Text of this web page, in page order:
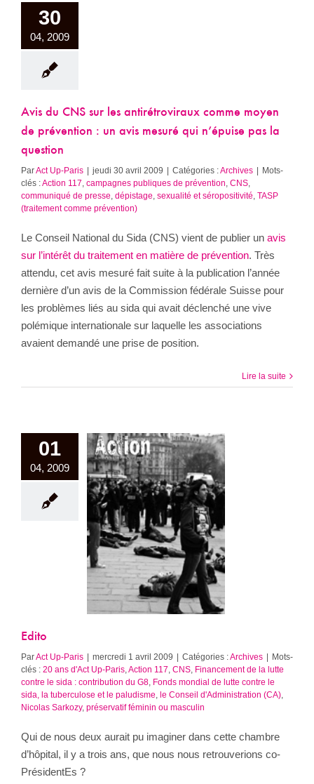
30
04, 2009
Avis du CNS sur les antirétroviraux comme moyen
de prévention : un avis mesuré qui n’épuise pas la
question
ParAct Up-Paris | jeudi 30 avril 2009 | Catégories :Archives | Mots-
clés :Action 117 campagnes publiques de prévention CNS
communiqué de presse dépistage sexualité et séropositivité TASP
(traitement comme prévention)
Le Conseil National du Sida (CNS) vient de publier un avis
sur l’intérêt du traitement en matière de prévention. Très
attendu, cet avis mesuré fait suite à la publication l’année
dernière d’un avis de la Commission fédérale Suisse pour
les problèmes liés au sida qui avait déclenché une vive
polémique internationale sur laquelle les associations
avaient demandé une prise de position.
Lire la suite
01
04, 2009
Edito
ParAct Up-Paris mercredi 1 avril 2009 Catégories :Archives
Mots-
clés : 20 ans d'Act Up-Paris,Action 117, CNS, Financement de la lutte
contre le sida : contribution du G8, Fonds mondial de lutte contre le
sida, la tuberculose et le paludisme, le Conseil d'Administration (CA),
Nicolas Sarkozy, préservatif féminin ou masculin
Qui de nous deux aurait pu imaginer dans cette chambre
d’hôpital, il y a trois ans, que nous nous retrouverions co-
PrésidentEs ?